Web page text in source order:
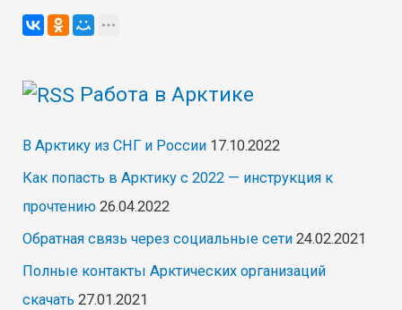
«Сила
Газпром Работа в Арктике
В Арктику из СНГ и России 17.10.2022
Как попасть в Арктику с 2022 — инструкция к
прочтению 26.04.2022
Обратная связь через социальные сети 24.02.2021
Полные контакты Арктических организаций
скачать 27.01.2021